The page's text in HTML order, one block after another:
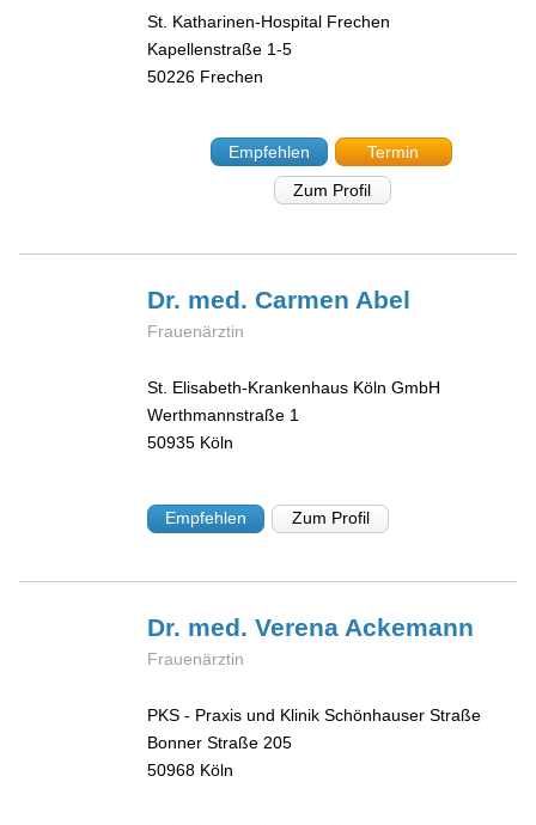
St. Katharinen-Hospital Frechen
Kapellenstraße 1-5
50226 Frechen
Empfehlen
Termin
Zum Profil
Dr. med. Carmen Abel
Frauenärztin
St. Elisabeth-Krankenhaus Köln GmbH
Werthmannstraße 1
50935 Köln
Empfehlen Zum Profil
Dr. med. Verena Ackemann
Frauenärztin
PKS - Praxis und Klinik Schönhauser Straße
Bonner Straße 205
50968 Köln